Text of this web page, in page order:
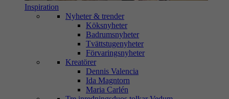
Inspiration
Nyheter & trender
Köksnyheter
Badrumsnyheter
Tvättstugenyheter
Förvaringsnyheter
Kreatörer
Dennis Valencia
Ida Magntorn
Maria Carlén